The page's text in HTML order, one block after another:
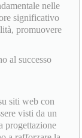
nelle
significativo
promuovere
al successo
siti web con
visti da un
progettazione